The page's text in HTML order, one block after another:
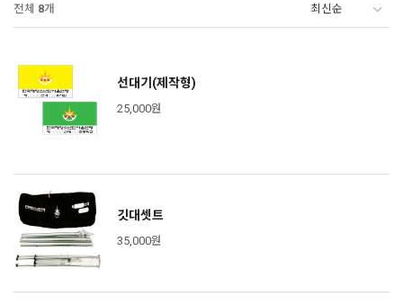
전체 8개
선대기(제작형)
25,000원
깃대셋트
35,000원